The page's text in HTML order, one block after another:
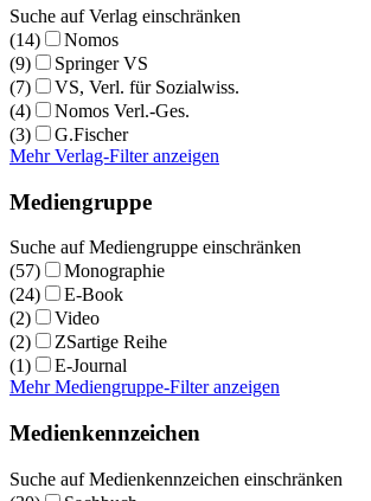
Suche auf Verlag einschränken
(14)
Nomos
(9)
Springer VS
(7)
VS, Verl. für Sozialwiss.
(4)
Nomos Verl.-Ges.
(3)
G.Fischer
Mehr Verlag-Filter anzeigen
Mediengruppe
Suche auf Mediengruppe einschränken
(57)
Monographie
(24)
E-Book
(2)
Video
(2)
ZSartige Reihe
(1)
E-Journal
Mehr Mediengruppe-Filter anzeigen
Medienkennzeichen
Suche auf Medienkennzeichen einschränken